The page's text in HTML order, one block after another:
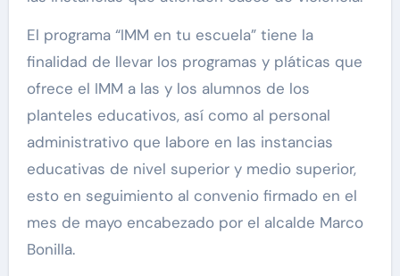
El programa “IMM en tu escuela” tiene la
finalidad de llevar los programas y pláticas que
ofrece el IMM a las y los alumnos de los
planteles educativos, así como al personal
administrativo que labore en las instancias
educativas de nivel superior y medio superior,
esto en seguimiento al convenio firmado en el
mes de mayo encabezado por el alcalde Marco
Bonilla.